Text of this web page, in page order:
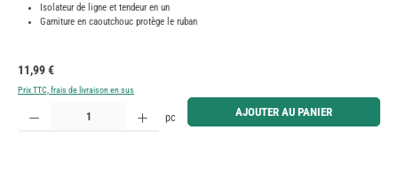
Isolateur de ligne et tendeur en un
Garniture en caoutchouc protège le ruban
Prix régulier :
11,99 €
Prix TTC, frais de livraison en sus
Quantité de produit : Entrez la quantité souhaitée ou utilisez les boutons pour augmenter ou
pc AJOUTER AU PANIER